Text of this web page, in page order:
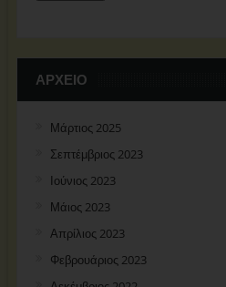
ΑΡΧΕΊΟ
Μάρτιος 2025
Σεπτέμβριος 2023
Ιούνιος 2023
Μάιος 2023
Απρίλιος 2023
Φεβρουάριος 2023